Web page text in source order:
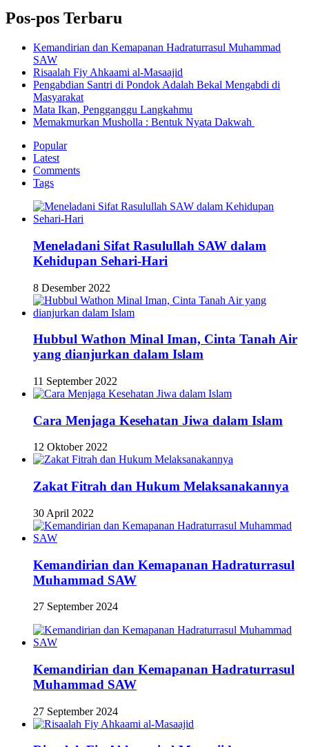
Pos-pos Terbaru
Kemandirian dan Kemapanan Hadraturrasul Muhammad
SAW
Risaalah Fiy Ahkaami al-Masaajid
Pengabdian Santri di Pondok Adalah Bekal Mengabdi di
Masyarakat
Mata Ikan, Pengganggu Langkahmu
Memakmurkan Musholla : Bentuk Nyata Dakwah
Popular
Latest
Comments
Tags
Meneladani Sifat Rasulullah SAW dalam
Kehidupan Sehari-Hari
8 Desember 2022
Hubbul Wathon Minal Iman, Cinta Tanah Air
yang dianjurkan dalam Islam
11 September 2022
Cara Menjaga Kesehatan Jiwa dalam Islam
12 Oktober 2022
Zakat Fitrah dan Hukum Melaksanakannya
30 April 2022
Kemandirian dan Kemapanan Hadraturrasul
Muhammad SAW
27 September 2024
Kemandirian dan Kemapanan Hadraturrasul
Muhammad SAW
27 September 2024